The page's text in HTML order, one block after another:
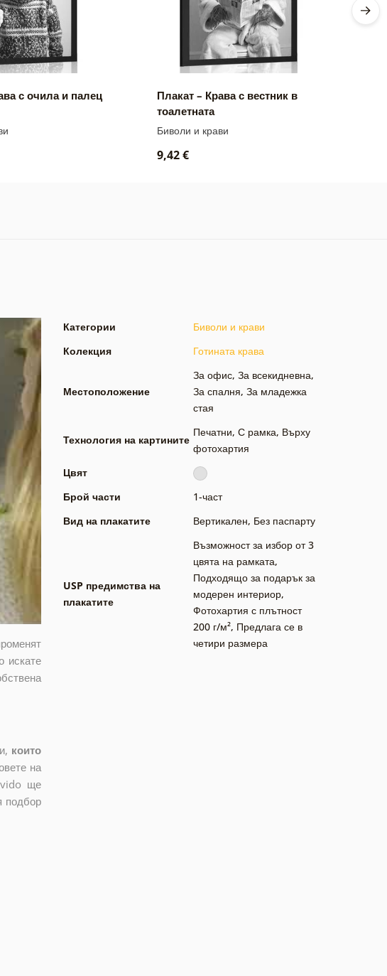
с очила и палец
Плакат – Крава с вестник в
тоалетната
Биволи и крави
9,42 €
искате
които
на
ще
подбор
Категории
Биволи и крави
Колекция
Готината крава
Местоположение
За офис, За всекидневна,
За спалня, За младежка
стая
Технология на картините
Печатни, С рамка, Върху
фотохартия
Цвят
Брой части
1-част
Вид на плакатите
Вертикален, Без паспарту
USP предимства на
плакатите
Възможност за избор от 3
цвята на рамката,
Подходящо за подарък за
модерен интериор,
Фотохартия с плътност
200 г/м², Предлага се в
четири размера